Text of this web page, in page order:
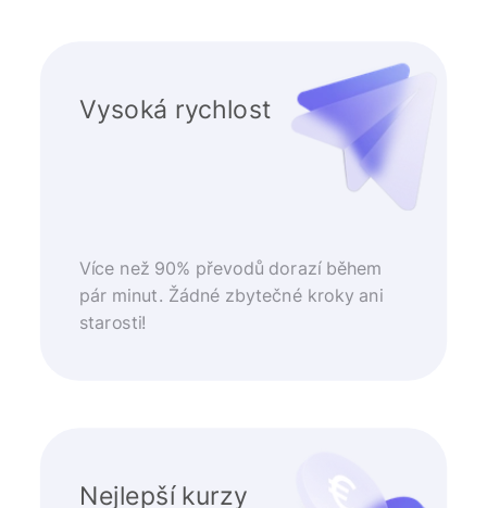
Vysoká rychlost
Více než 90% převodů dorazí během
pár minut. Žádné zbytečné kroky ani
starosti!
Nejlepší kurzy